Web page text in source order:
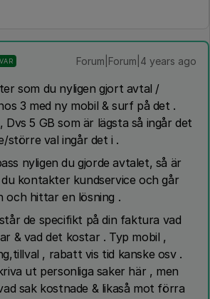
Forum|Forum|4 years ago
som du nyligen gjort avtal /
3 med ny mobil & surf på det .
Dvs 5 GB som är lägsta så ingår det
större val ingår det i .
nyligen du gjorde avtalet, så är
kontakter kundservice och går
och hittar en lösning .
de specifikt på din faktura vad
& vad det kostar . Typ mobil ,
, rabatt vis tid kanske osv .
ut personliga saker här , men
sak kostnade & likaså mot förra